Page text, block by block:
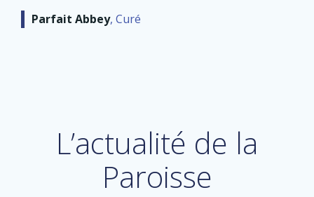
Parfait Abbey, Curé
L’actualité de la
Paroisse